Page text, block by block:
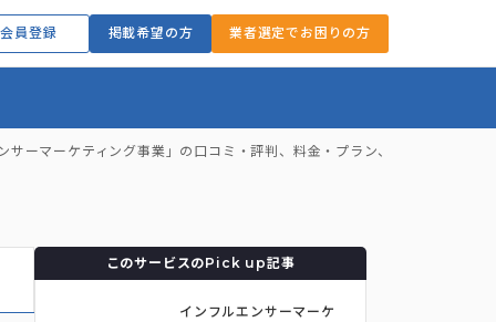
会員登録 掲載希望の方 業者選定でお困りの方
ーマーケティング事業」の口コミ・評判、料金・プラン、導入事例
このサービスのPick up記事
インフルエンサーマーケ